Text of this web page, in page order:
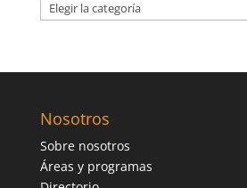
Categorías
Nosotros
Sobre nosotros
Áreas y programas